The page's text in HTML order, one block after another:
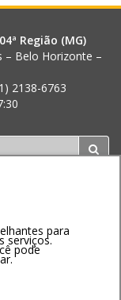
Região (MG)
– Belo Horizonte –
2138-6763
para
serviços.
pode